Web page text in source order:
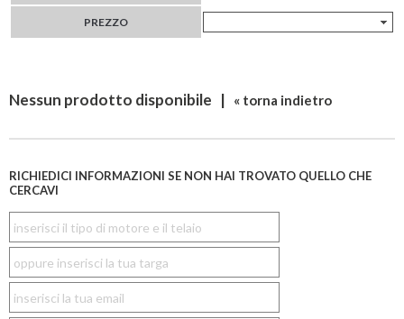
PREZZO
Nessun prodotto disponibile | « torna indietro
RICHIEDICI INFORMAZIONI SE NON HAI TROVATO QUELLO CHE
CERCAVI